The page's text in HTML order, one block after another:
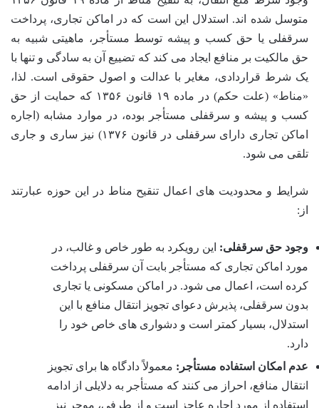
متوسل شده اند. استدلال این است که در اماکن تجاری، پرداخت
سرقفلی یا حق کسب و پیشه توسط مستأجر، ماهیتی شبیه به
حق مالکیت بر منافع ایجاد می کند که تضییع آن به سادگی و تنها با
یک شرط قراردادی، مغایر با عدالت و اصول حقوقی است. لذا،
«مناط» (علت حکم) در ماده ۱۹ قانون ۱۳۵۶ که حمایت از حق
کسب و پیشه و سرقفلی مستأجر بوده، در موارد مشابه (اجاره
اماکن تجاری دارای سرقفلی در قانون ۱۳۷۶) نیز ساری و جاری
تلقی می شود.
شرایط و محدودیت های اعمال تنقیح مناط در این حوزه عبارتند
از:
وجود حق سرقفلی: این رویکرد به طور خاص و غالب، در
مورد اماکن تجاری که مستأجر بابت آن سرقفلی پرداخت
کرده است، اعمال می شود. در اماکن مسکونی یا تجاری
بدون سرقفلی، پذیرش دعوای تجویز انتقال منافع با این
استدلال، بسیار کمتر است و دشواری های خاص خود را
دارد.
عدم امکان استفاده مستأجر: معمولاً دادگاه ها برای تجویز
انتقال منافع، احراز می کنند که مستأجر به دلایلی از ادامه
استفاده از مورد اجاره عاجز است و از طرفی، موجر نیز